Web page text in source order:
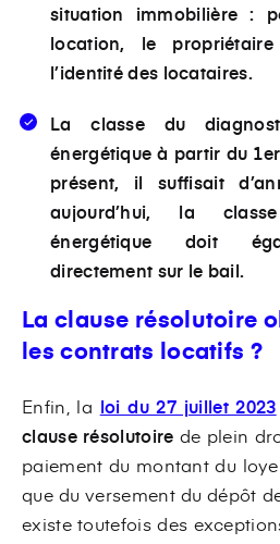
situation immobilière :
location, le
l’identité des locataires.
Laclasse du
énergétique à partir du
présent, il suffisait
aujourd’hui, la
énergétique doit
directement sur le bail.
La clause résolutoire
les contrats locatifs ?
Enfin, la loi du 27 juillet 2023
clause résolutoire de plein
paiement du montant du
que du versement du dépôt
existe toutefois des